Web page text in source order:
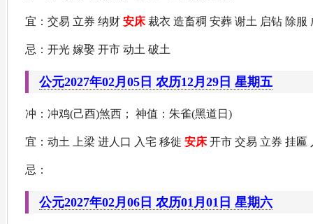
宜：交易 立券 纳财 安床裁衣 造畜稠 安葬 谢土 启钻 除服
忌：开光 嫁娶 开市 动土 破土
公元2027年02月05日 农历12月29日 星期五
冲：冲鸡(己酉)煞西； 神值：朱雀(黑道日)
宜：动土 上梁 进人口 入宅 移徙 安床开市 交易 立券 挂匾
忌：
公元2027年02月06日 农历01月01日 星期六